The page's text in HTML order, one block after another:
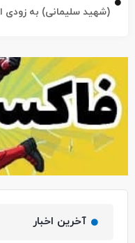
(شهید سلیمانی) به زودی
آخرین اخبار